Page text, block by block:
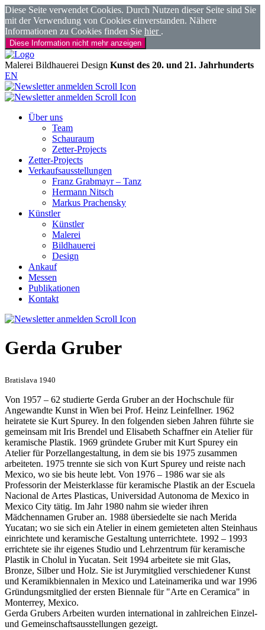
Diese Seite verwendet Cookies. Durch Nutzen dieser Seite sind Sie
mit der Verwendung von Cookies einverstanden. Nähere
Informationen zu Cookies finden Sie hier .
Diese Information nicht mehr anzeigen
Malerei Bildhauerei Design Kunst des 20. und 21. Jahrhunderts
EN
Über uns
Team
Schauraum
Zetter-Projects
Zetter-Projects
Verkaufsausstellungen
Franz Grabmayr – Tanz
Hermann Nitsch
Markus Prachensky
Künstler
Künstler
Malerei
Bildhauerei
Design
Ankauf
Messen
Publikationen
Kontakt
Gerda Gruber
Bratislava 1940
Von 1957 – 62 studierte Gerda Gruber an der Hochschule für
Angewandte Kunst in Wien bei Prof. Heinz Leinfellner. 1962
heiratete sie Kurt Spurey. In den folgenden sieben Jahren führte sie
gemeinsam mit Iris Brendel und Elisabeth Schaffner ein Atelier für
keramische Plastik. 1969 gründete Gruber mit Kurt Spurey ein
Atelier für Porzellangestaltung, in dem sie bis 1975 zusammen
arbeiteten. 1975 trennte sie sich von Kurt Spurey und reiste nach
Mexico, wo sie bis heute lebt. Von 1976 – 1986 war sie als
Professorin der Meisterklasse für keramische Plastik an der Escuela
Nacional de Artes Plasticas, Universidad Autonoma de Mexico in
Mexico City tätig. Im Jahr 1980 nahm sie wieder ihren
Mädchennamen Gruber an. 1988 übersiedelte sie nach Merida
Yucatan; wo sie sich ein Atelier in einem gemieteten alten Steinhaus
einrichtete und keramische Gestaltung unterrichtete. 1992 – 1993
errichtete sie ihr eigenes Studio und Lehrzentrum für keramische
Plastik in Cholul in Yucatan. Seit 1994 arbeitete sie mit Glas,
Bronze, Silber und Holz. Sie ist Jurymitglied verschiedener Kunst
und Keramikbiennalen in Mexico und Lateinamerika und war 1996
Gründungsmitglied der ersten Biennale für "Arte en Ceramica" in
Monterrey, Mexico.
Gerda Grubers Arbeiten wurden international in zahlreichen Einzel-
und Gemeinschaftsausstellungen gezeigt.